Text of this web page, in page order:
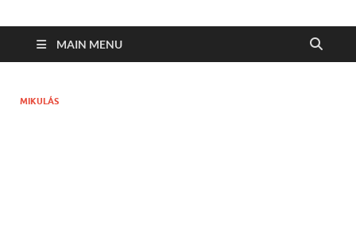
MAIN MENU
MIKULÁS